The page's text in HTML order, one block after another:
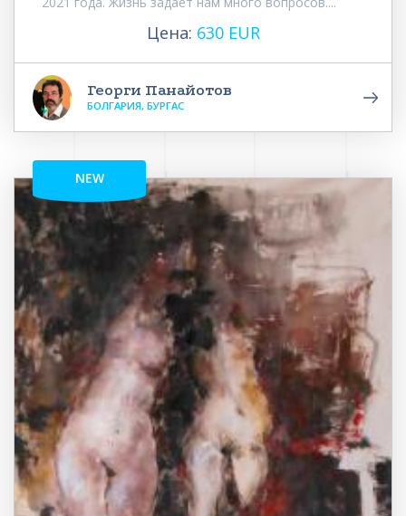
Цена: 630 EUR
Георги Панайотов
БОЛГАРИЯ, БУРГАС
NEW